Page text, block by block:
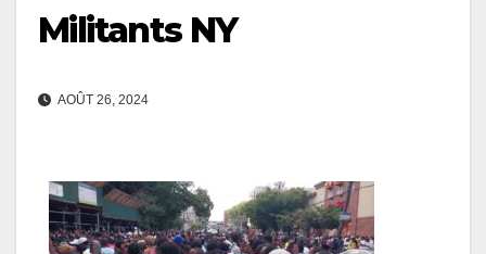
Militants NY
AOÛT 26, 2024